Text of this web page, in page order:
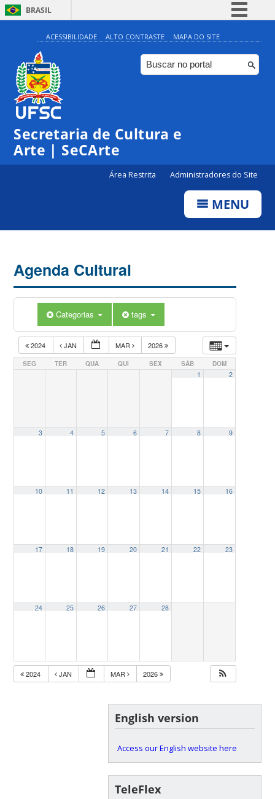
BRASIL
Simplifique!
Comunica BR
Participe
ACESSIBILIDADE ALTO CONTRASTE MAPA DO SITE
Secretaria de Cultura e
Arte | SeCArte
Área Restrita Administradores do Site
MENU
Agenda Cultural
Categorias tags
2024 JAN MAR 2026
SEG TER QUA QUI SEX SÁB DOM
1 2
3 4 5 6 7 8 9
10 11 12 13 14 15 16
17 18 19 20 21 22 23
24 25 26 27 28
2024 JAN MAR 2026
English version
Access our English website here
TeleFlex